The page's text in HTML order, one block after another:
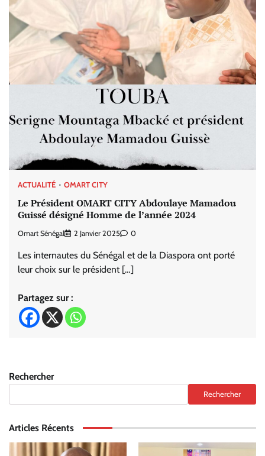
ACTUALITÉ OMART CITY
Le Président OMART CITY Abdoulaye Mamadou
Guissé désigné Homme de l’année 2024
Omart Sénégal 2 Janvier 2025 0
Les internautes du Sénégal et de la Diaspora ont porté
leur choix sur le président […]
Partagez sur :
Rechercher
Rechercher
Articles Récents